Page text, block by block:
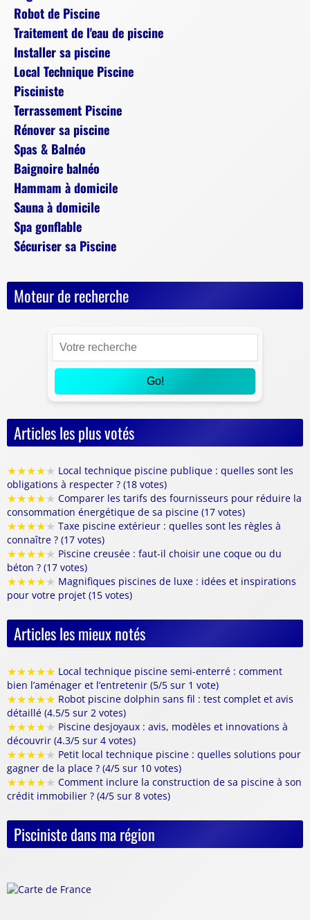
Robot de Piscine
Traitement de l'eau de piscine
Installer sa piscine
Local Technique Piscine
Pisciniste
Terrassement Piscine
Rénover sa piscine
Spas & Balnéo
Baignoire balnéo
Hammam à domicile
Sauna à domicile
Spa gonflable
Sécuriser sa Piscine
Moteur de recherche
Go!
Articles les plus votés
★★★★★ Local technique piscine publique : quelles sont les
obligations à respecter ? (18 votes)
★★★★★ Comparer les tarifs des fournisseurs pour réduire la
consommation énergétique de sa piscine (17 votes)
★★★★★ Taxe piscine extérieur : quelles sont les règles à
connaître ? (17 votes)
★★★★★ Piscine creusée : faut-il choisir une coque ou du
béton ? (17 votes)
★★★★★ Magnifiques piscines de luxe : idées et inspirations
pour votre projet (15 votes)
Articles les mieux notés
★★★★★ Local technique piscine semi-enterré : comment
bien l’aménager et l’entretenir (5/5 sur 1 vote)
★★★★★ Robot piscine dolphin sans fil : test complet et avis
détaillé (4.5/5 sur 2 votes)
★★★★★ Piscine desjoyaux : avis, modèles et innovations à
découvrir (4.3/5 sur 4 votes)
★★★★★ Petit local technique piscine : quelles solutions pour
gagner de la place ? (4/5 sur 10 votes)
★★★★★ Comment inclure la construction de sa piscine à son
crédit immobilier ? (4/5 sur 8 votes)
Pisciniste dans ma région